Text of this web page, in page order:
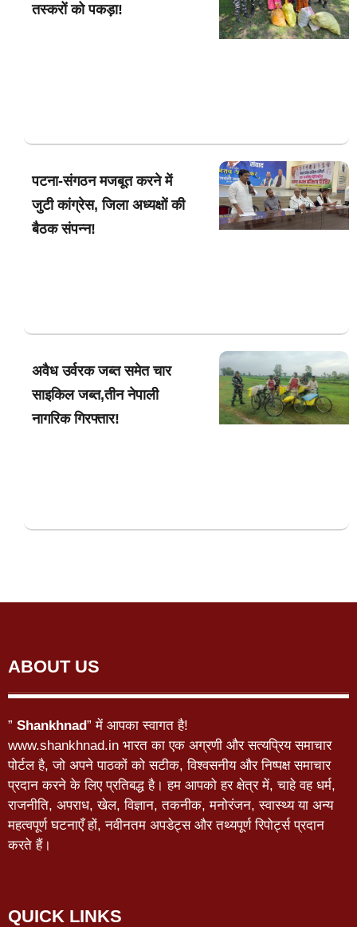
तस्करों को पकड़ा!
पटना-संगठन मजबूत करने में
जुटी कांग्रेस, जिला अध्यक्षों की
बैठक संपन्न!
अवैध उर्वरक जब्त समेत चार
साइकिल जब्त,तीन नेपाली
नागरिक गिरफ्तार!
ABOUT US
” Shankhnad” में आपका स्वागत है!
www.shankhnad.in भारत का एक अग्रणी और सत्यप्रिय समाचार
पोर्टल है, जो अपने पाठकों को सटीक, विश्वसनीय और निष्पक्ष समाचार
प्रदान करने के लिए प्रतिबद्ध है। हम आपको हर क्षेत्र में, चाहे वह धर्म,
राजनीति, अपराध, खेल, विज्ञान, तकनीक, मनोरंजन, स्वास्थ्य या अन्य
महत्वपूर्ण घटनाएँ हों, नवीनतम अपडेट्स और तथ्यपूर्ण रिपोर्ट्स प्रदान
करते हैं।
QUICK LINKS